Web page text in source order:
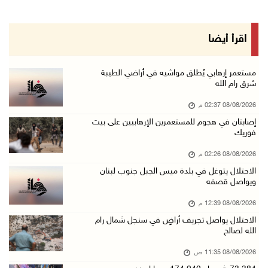
منتخبنا الوطني للتايكواندو يستهل مشاركته في ب ...
"فانا": الثقافة البحرينية تـصون الهوية الوطني ...
08/آب/2026 11:04 ص
73,384 شهيدا و174,242 مصابا منذ بدء حرب الإبا ...
08/آب/2026 10:50 ص
قوات الاحتلال تجري تحقيقات ميدانية مع عشرات ا ...
08/آب/2026 10:18 ص
تقرير: خطاب الكراهية والتحريض يتصاعد في أوساط ...
اقرأ أيضا
مستعمر إرهابي يُطلق مواشيه في أراضي الطيبة
شرق رام الله
08/08/2026 02:37 م
إصابتان في هجوم للمستعمرين الإرهابيين على بيت
فوريك
08/08/2026 02:26 م
الاحتلال يتوغل في بلدة ميس الجبل جنوب لبنان
ويواصل قصفه
08/08/2026 12:39 م
الاحتلال يواصل تجريف أراضٍ في سنجل شمال رام
الله لصالح
08/08/2026 11:35 ص